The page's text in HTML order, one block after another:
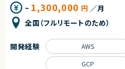
~ 1,300,000 円 ／月
全国（フルリモートのため）
開発経験 AWS
GCP